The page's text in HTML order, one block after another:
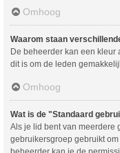
Omhoog
Waarom staan
De beheerder kan een kleur
dit is om de leden
Omhoog
Wat is de "Standaard
Als je lid bent van meerdere
gebruikersgroep gebruikt